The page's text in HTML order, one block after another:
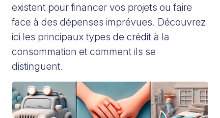
existent pour financer vos projets ou faire
face à des dépenses imprévues. Découvrez
ici les principaux types de crédit à la
consommation et comment ils se
distinguent.